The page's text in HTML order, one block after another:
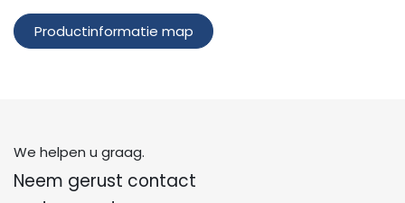
Productinformatie map
We helpen u graag.
Neem gerust contact